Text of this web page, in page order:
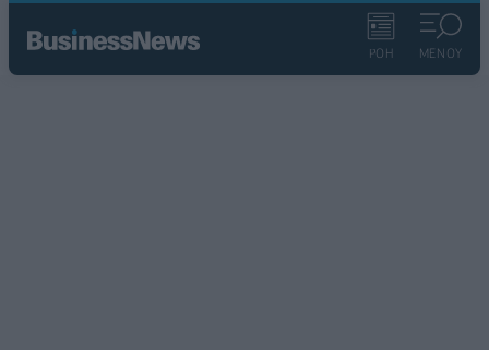
ΡΟΗ ΜΕΝΟΥ